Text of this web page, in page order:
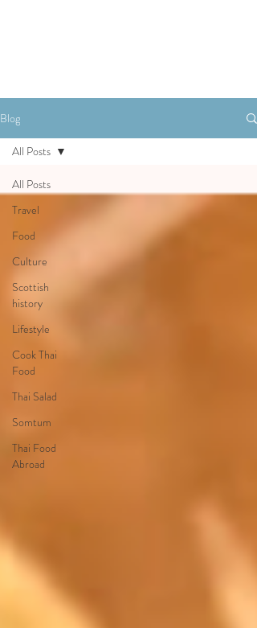
Blog
All Posts
Travel
Food
Culture
Scottish
history
Lifestyle
Cook Thai
Food
Thai Salad
Somtum
Thai Food
Abroad
All Posts